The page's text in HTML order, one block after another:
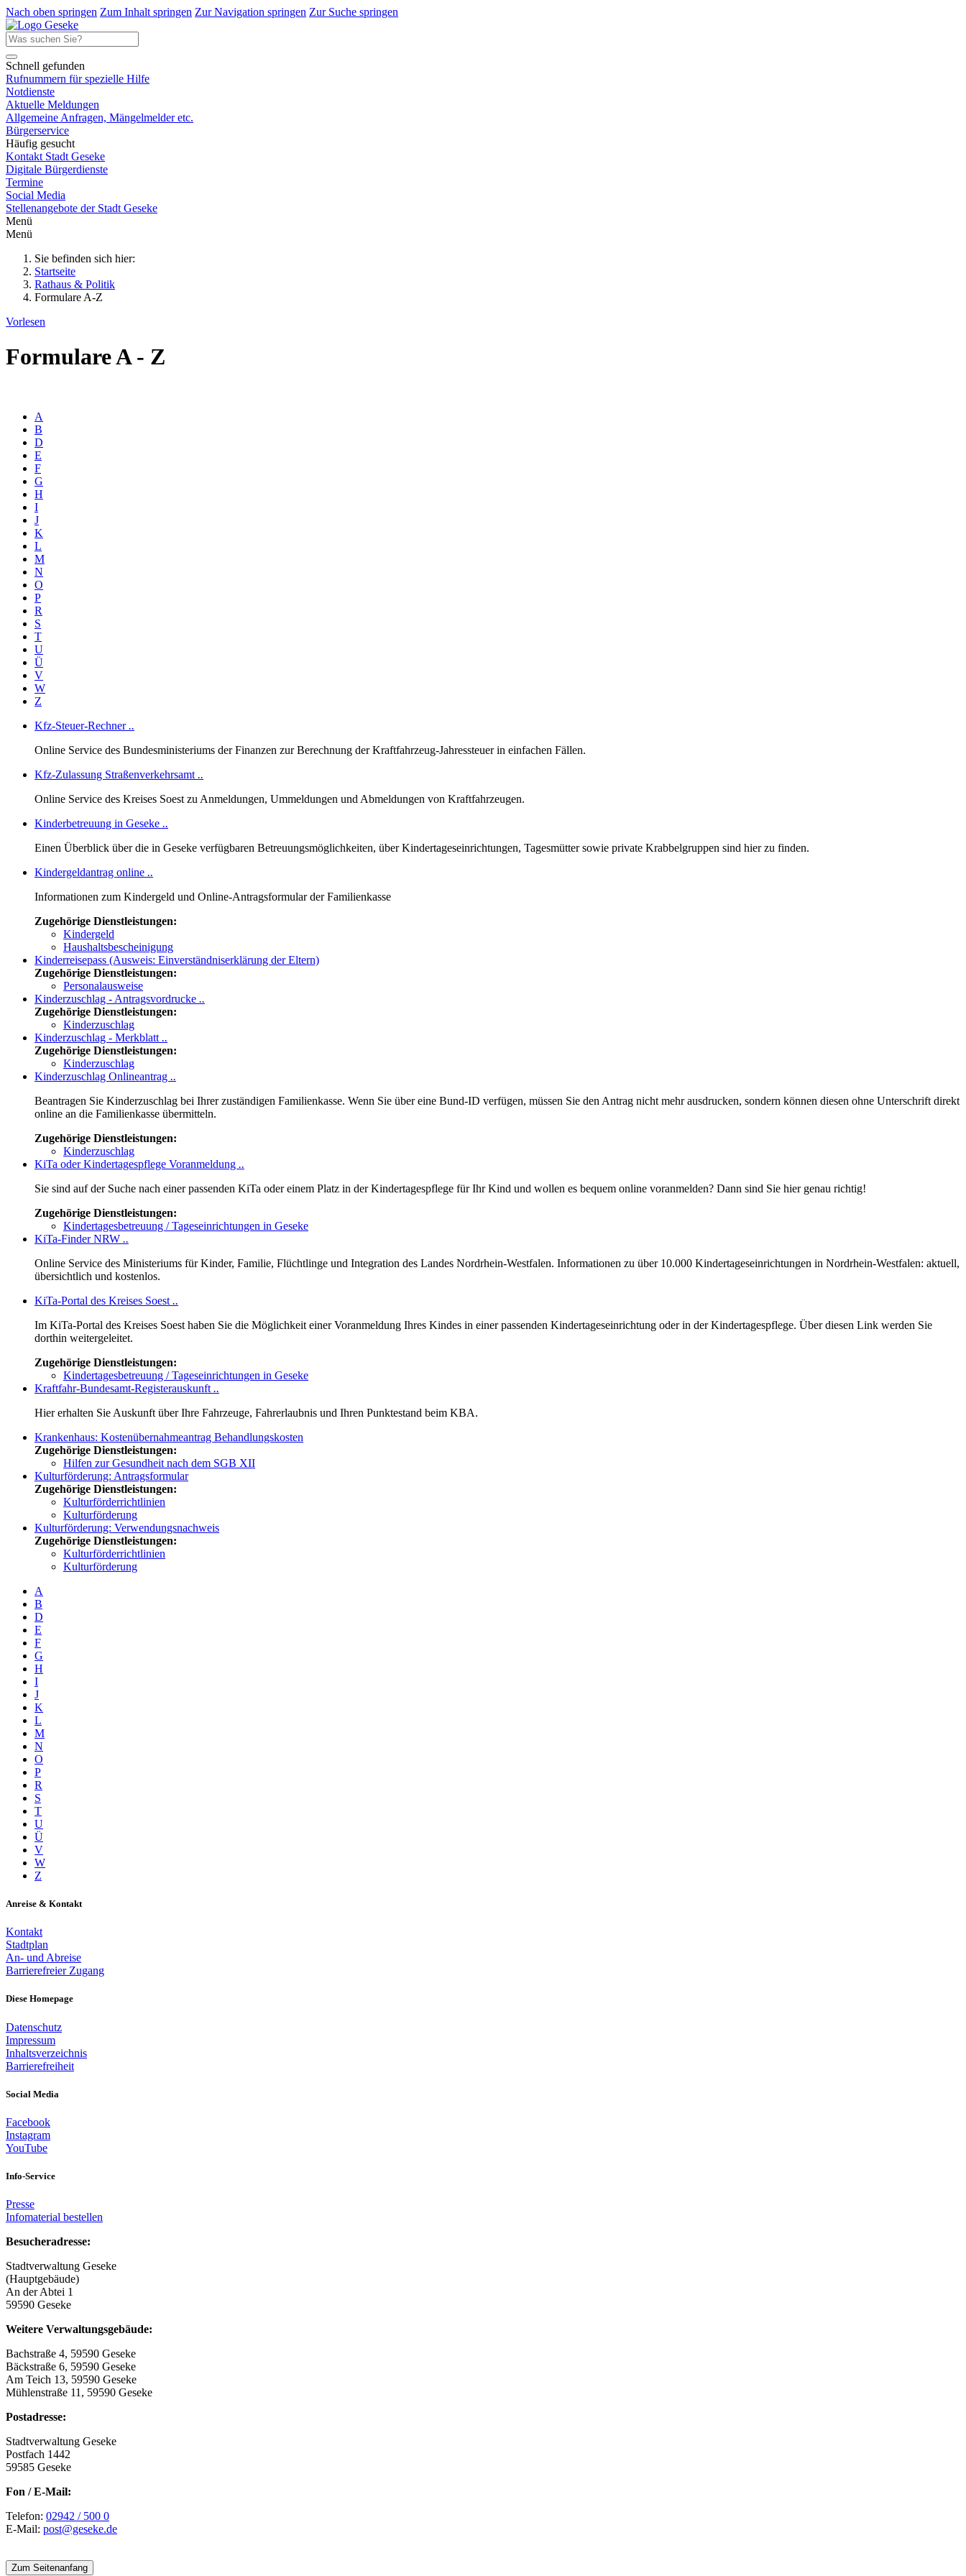
Nach oben springen Zum Inhalt springen Zur Navigation springen Zur Suche springen
Schnell gefunden
Rufnummern für spezielle Hilfe
Notdienste
Aktuelle Meldungen
Allgemeine Anfragen, Mängelmelder etc.
Bürgerservice
Häufig gesucht
Kontakt Stadt Geseke
Digitale Bürgerdienste
Termine
Social Media
Stellenangebote der Stadt Geseke
Menü
Menü
Sie befinden sich hier:
Startseite
Rathaus & Politik
Formulare A-Z
Vorlesen
Formulare A - Z
A
B
D
E
F
G
H
I
J
K
L
M
N
O
P
R
S
T
U
Ü
V
W
Z
Kfz-Steuer-Rechner..
Online Service des Bundesministeriums der Finanzen zur Berechnung der Kraftfahrzeug-Jahressteuer in einfachen Fällen.
Kfz-Zulassung Straßenverkehrsamt ..
Online Service des Kreises Soest zu Anmeldungen, Ummeldungen und Abmeldungen von Kraftfahrzeugen.
Kinderbetreuung in Geseke ..
Einen Überblick über die in Geseke verfügbaren Betreuungsmöglichkeiten, über Kindertageseinrichtungen, Tagesmütter sowie private Krabbelgruppen sind hier zu finden.
Kindergeldantrag online ..
Informationen zum Kindergeld und Online-Antragsformular der Familienkasse
Zugehörige Dienstleistungen:
Kindergeld
Haushaltsbescheinigung
Kinderreisepass (Ausweis: Einverständniserklärung der Eltern)
Zugehörige Dienstleistungen:
Personalausweise
Kinderzuschlag - Antragsvordrucke ..
Zugehörige Dienstleistungen:
Kinderzuschlag
Kinderzuschlag - Merkblatt ..
Zugehörige Dienstleistungen:
Kinderzuschlag
Kinderzuschlag Onlineantrag ..
Beantragen Sie Kinderzuschlag bei Ihrer zuständigen Familienkasse. Wenn Sie über eine Bund-ID verfügen, müssen Sie den Antrag nicht mehr ausdrucken, sondern können diesen ohne Unterschrift direkt
online an die Familienkasse übermitteln.
Zugehörige Dienstleistungen:
Kinderzuschlag
KiTa oder Kindertagespflege Voranmeldung ..
Sie sind auf der Suche nach einer passenden KiTa oder einem Platz in der Kindertagespflege für Ihr Kind und wollen es bequem online voranmelden? Dann sind Sie hier genau richtig!
Zugehörige Dienstleistungen:
Kindertagesbetreuung / Tageseinrichtungen in Geseke
KiTa-Finder NRW ..
Online Service des Ministeriums für Kinder, Familie, Flüchtlinge und Integration des Landes Nordrhein-Westfalen. Informationen zu über 10.000 Kindertageseinrichtungen in Nordrhein-Westfalen: aktuell,
übersichtlich und kostenlos.
KiTa-Portal des Kreises Soest ..
Im KiTa-Portal des Kreises Soest haben Sie die Möglichkeit einer Voranmeldung Ihres Kindes in einer passenden Kindertageseinrichtung oder in der Kindertagespflege. Über diesen Link werden Sie
dorthin weitergeleitet.
Zugehörige Dienstleistungen:
Kindertagesbetreuung / Tageseinrichtungen in Geseke
Kraftfahr-Bundesamt-Registerauskunft ..
Hier erhalten Sie Auskunft über Ihre Fahrzeuge, Fahrerlaubnis und Ihren Punktestand beim KBA.
Krankenhaus: Kostenübernahmeantrag Behandlungskosten
Zugehörige Dienstleistungen:
Hilfen zur Gesundheit nach dem SGB XII
Kulturförderung: Antragsformular
Zugehörige Dienstleistungen:
Kulturförderrichtlinien
Kulturförderung
Kulturförderung: Verwendungsnachweis
Zugehörige Dienstleistungen:
Kulturförderrichtlinien
Kulturförderung
A
B
D
E
F
G
H
I
J
K
L
M
N
O
P
R
S
T
U
Ü
V
W
Z
Anreise & Kontakt
Kontakt
Stadtplan
An- und Abreise
Barrierefreier Zugang
Diese Homepage
Datenschutz
Impressum
Inhaltsverzeichnis
Barrierefreiheit
Social Media
Facebook
Instagram
YouTube
Info-Service
Presse
Infomaterial bestellen
Besucheradresse:
Stadtverwaltung Geseke
(Hauptgebäude)
An der Abtei 1
59590 Geseke
Weitere Verwaltungsgebäude:
Bachstraße 4, 59590 Geseke
Bäckstraße 6, 59590 Geseke
Am Teich 13, 59590 Geseke
Mühlenstraße 11, 59590 Geseke
Postadresse:
Stadtverwaltung Geseke
Postfach 1442
59585 Geseke
Fon / E-Mail:
Telefon: 02942 / 500 0
E-Mail: post@geseke.de
Zum Seitenanfang